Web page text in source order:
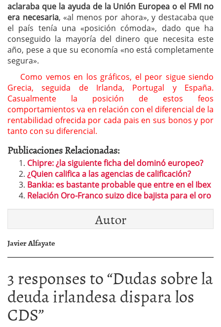
aclaraba que la ayuda de la Unión Europea o el FMI no
era necesaria, «al menos por ahora», y destacaba que
el país tenía una «posición cómoda», dado que ha
conseguido la mayoría del dinero que necesita este
año, pese a que su economía «no está completamente
segura».
Como vemos en los gráficos, el peor sigue siendo
Grecia, seguida de Irlanda, Portugal y España.
Casualmente la posición de estos feos
comportamientos va en relación con el diferencial de la
rentabilidad ofrecida por cada pais en sus bonos y por
tanto con su diferencial.
Publicaciones Relacionadas:
Chipre: ¿la siguiente ficha del dominó europeo?
¿Quien califica a las agencias de calificación?
Bankia: es bastante probable que entre en el Ibex
Relación Oro-Franco suizo dice bajista para el oro
Autor
Javier Alfayate
3 responses to “Dudas sobre la
deuda irlandesa dispara los
CDS”